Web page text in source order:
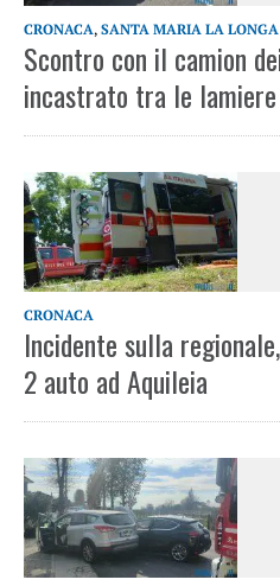
CRONACA, SANTA MARIA LA LONGA
Scontro con il camion
incastrato tra le lamiere
CRONACA
Incidente sulla
2 auto ad Aquileia